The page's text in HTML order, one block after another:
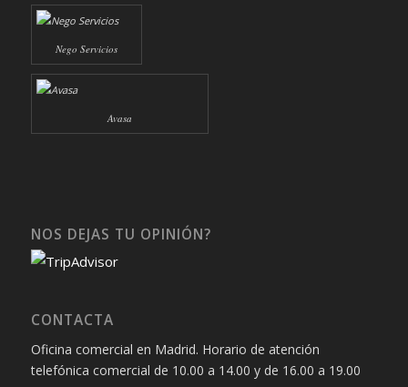
Nego Servicios
Avasa
NOS DEJAS TU OPINIÓN?
CONTACTA
Oficina comercial en Madrid. Horario de atención
telefónica comercial de 10.00 a 14.00 y de 16.00 a 19.00